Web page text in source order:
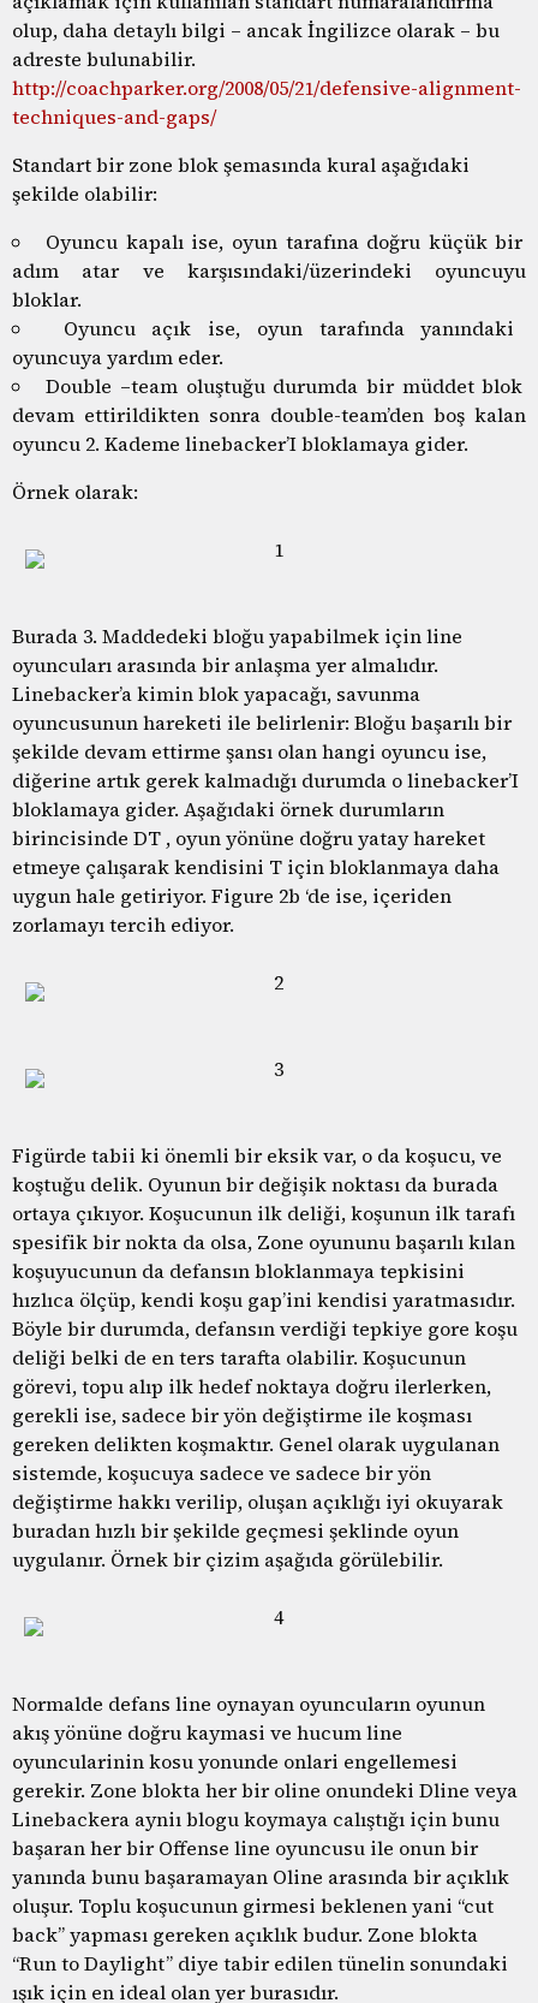
olup, daha detaylı bilgi – ancak İngilizce olarak – bu
adreste bulunabilir.
http://coachparker.org/2008/05/21/defensive-alignment-
techniques-and-gaps/
Standart bir zone blok şemasında kural aşağıdaki
şekilde olabilir:
Oyuncu kapalı ise, oyun tarafına doğru küçük bir
adım atar ve karşısındaki/üzerindeki oyuncuyu
bloklar.
Oyuncu açık ise, oyun tarafında yanındaki
oyuncuya yardım eder.
Double –team oluştuğu durumda bir müddet blok
devam ettirildikten sonra double-team’den boş kalan
oyuncu 2. Kademe linebacker’I bloklamaya gider.
Örnek olarak:
Burada 3. Maddedeki bloğu yapabilmek için line
oyuncuları arasında bir anlaşma yer almalıdır.
Linebacker’a kimin blok yapacağı, savunma
oyuncusunun hareketi ile belirlenir: Bloğu başarılı bir
şekilde devam ettirme şansı olan hangi oyuncu ise,
diğerine artık gerek kalmadığı durumda o linebacker’I
bloklamaya gider. Aşağıdaki örnek durumların
birincisinde DT , oyun yönüne doğru yatay hareket
etmeye çalışarak kendisini T için bloklanmaya daha
uygun hale getiriyor. Figure 2b ‘de ise, içeriden
zorlamayı tercih ediyor.
Figürde tabii ki önemli bir eksik var, o da koşucu, ve
koştuğu delik. Oyunun bir değişik noktası da burada
ortaya çıkıyor. Koşucunun ilk deliği, koşunun ilk tarafı
spesifik bir nokta da olsa, Zone oyununu başarılı kılan
koşuyucunun da defansın bloklanmaya tepkisini
hızlıca ölçüp, kendi koşu gap’ini kendisi yaratmasıdır.
Böyle bir durumda, defansın verdiği tepkiye gore koşu
deliği belki de en ters tarafta olabilir. Koşucunun
görevi, topu alıp ilk hedef noktaya doğru ilerlerken,
gerekli ise, sadece bir yön değiştirme ile koşması
gereken delikten koşmaktır. Genel olarak uygulanan
sistemde, koşucuya sadece ve sadece bir yön
değiştirme hakkı verilip, oluşan açıklığı iyi okuyarak
buradan hızlı bir şekilde geçmesi şeklinde oyun
uygulanır. Örnek bir çizim aşağıda görülebilir.
Normalde defans line oynayan oyuncuların oyunun
akış yönüne doğru kaymasi ve hucum line
oyuncularinin kosu yonunde onlari engellemesi
gerekir. Zone blokta her bir oline onundeki Dline veya
Linebackera ayniı blogu koymaya calıştığı için bunu
başaran her bir Offense line oyuncusu ile onun bir
yanında bunu başaramayan Oline arasında bir açıklık
oluşur. Toplu koşucunun girmesi beklenen yani “cut
back” yapması gereken açıklık budur. Zone blokta
“Run to Daylight” diye tabir edilen tünelin sonundaki
ışık için en ideal olan yer burasıdır.